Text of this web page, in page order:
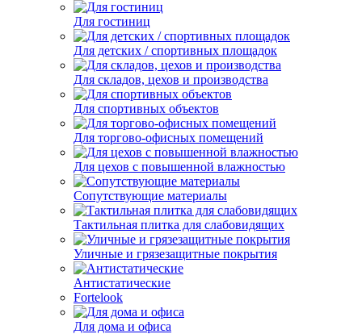
Для гостиниц
Для детских / спортивных площадок
Для складов, цехов и производства
Для спортивных объектов
Для торгово-офисных помещений
Для цехов с повышенной влажностью
Сопутствующие материалы
Тактильная плитка для слабовидящих
Уличные и грязезащитные покрытия
Антистатические
Fortelook
Для дома и офиса